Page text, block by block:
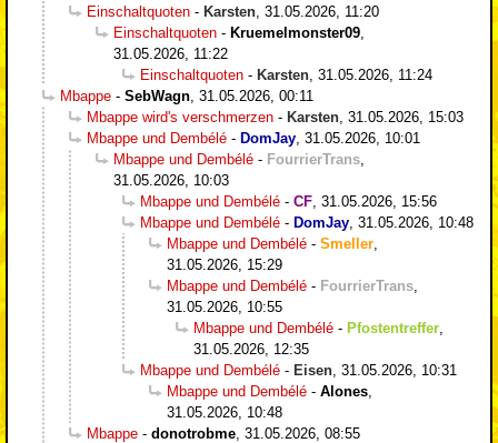
Einschaltquoten - Karsten 31.05.2026, 11:20
Einschaltquoten - Kruemelmonster09
31.05.2026, 11:22
Einschaltquoten - Karsten 31.05.2026, 11:24
Mbappe - SebWagn 31.05.2026, 00:11
Mbappe wird's verschmerzen - Karsten 31.05.2026, 15:03
Mbappe und Dembélé - DomJay 31.05.2026, 10:01
Mbappe und Dembélé - FourrierTrans
31.05.2026, 10:03
Mbappe und Dembélé - CF 31.05.2026, 15:56
Mbappe und Dembélé - DomJay 31.05.2026, 10:48
Mbappe und Dembélé - Smeller
31.05.2026, 15:29
Mbappe und Dembélé - FourrierTrans
31.05.2026, 10:55
Mbappe und Dembélé - Pfostentreffer
31.05.2026, 12:35
Mbappe und Dembélé - Eisen 31.05.2026, 10:31
Mbappe und Dembélé - Alones
31.05.2026, 10:48
Mbappe - donotrobme 31.05.2026, 08:55